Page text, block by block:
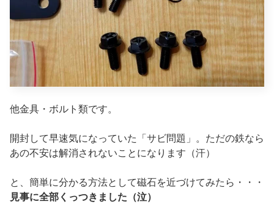
他金具・ボルト類です。
開封して早速気になっていた「サビ問題」。ただの鉄なら
あの不安は解消されないことになります（汗）
と、簡単に分かる方法として磁石を近づけてみたら・・・
見事に全部くっつきました（泣）